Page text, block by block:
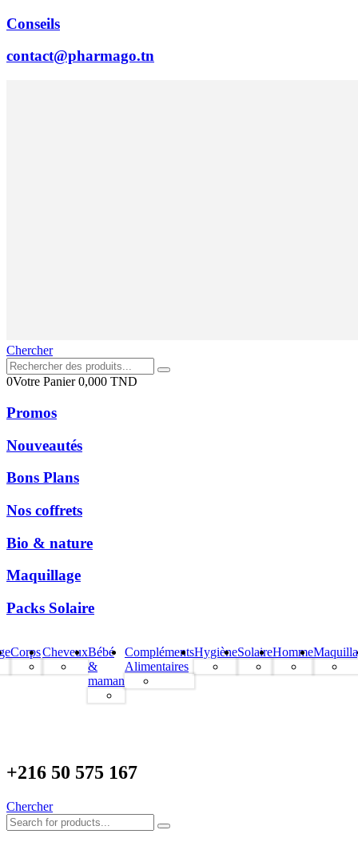
Conseils
contact@pharmago.tn
Chercher
0Votre Panier0,000 TND
Promos
Nouveautés
Bons Plans
Nos coffrets
Bio & nature
Maquillage
Packs Solaire
CorpsCheveuxBébé
&
maman
Compléments
Alimentaires
HygièneSolaireHomme
+216 50 575 167
Chercher